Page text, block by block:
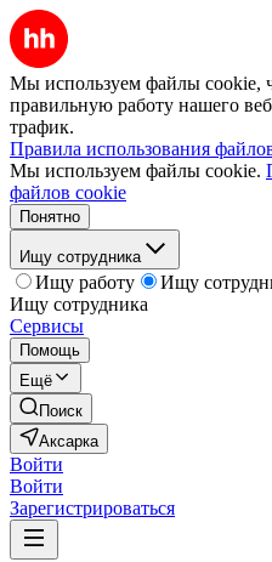
Мы используем файлы cookie,
правильную работу нашего
трафик.
Правила использования
Мы используем файлы cookie.
файлов cookie
Понятно
Ищу сотрудника
Ищу работу
Ищу
Ищу сотрудника
Сервисы
Помощь
Ещё
Поиск
Аксарка
Войти
Войти
Зарегистрироваться